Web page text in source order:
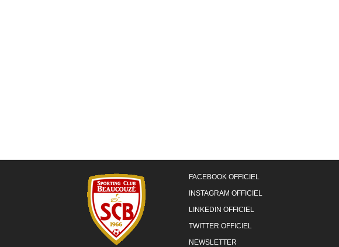
FACEBOOK OFFICIEL
INSTAGRAM OFFICIEL
LINKEDIN OFFICIEL
TWITTER OFFICIEL
NEWSLETTER